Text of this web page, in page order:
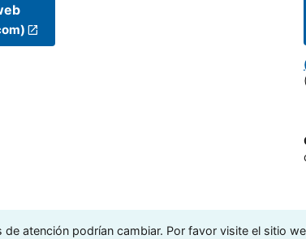
de atención podrían cambiar. Por favor visite el sitio